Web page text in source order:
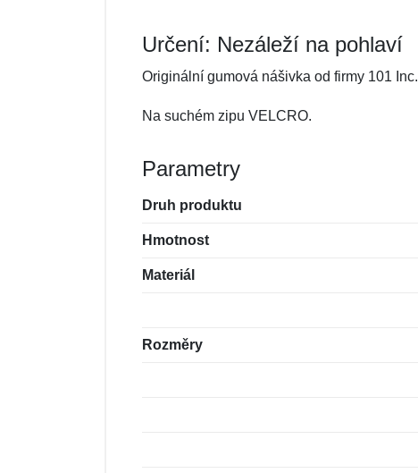
Určení: Nezáleží na pohlaví
Originální gumová nášivka od firmy 101 Inc.
Na suchém zipu VELCRO.
Parametry
Druh produktu
Hmotnost
Materiál
Rozměry